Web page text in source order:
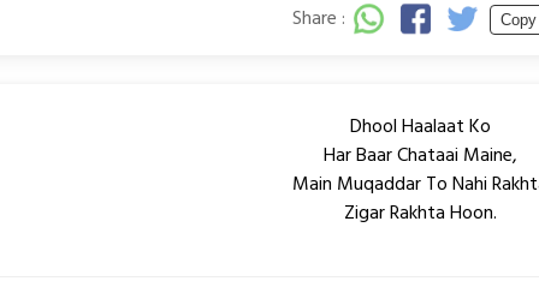
Share : Copy
Dhool Haalaat Ko
Har Baar Chataai Maine,
Main Muqaddar To Nahi
Zigar Rakhta Hoon.